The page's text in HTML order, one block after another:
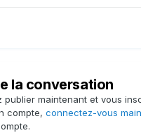
la conversation
publier maintenant et vous
compte, connectez-vous